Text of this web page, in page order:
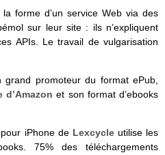
forme d’un service Web via des
sur leur site : ils n’expliquent
APIs. Le travail de vulgarisation
promoteur du format ePub,
d’Amazon et son format d’ebooks
iPhone de Lexcycleutilise les
75% des téléchargements